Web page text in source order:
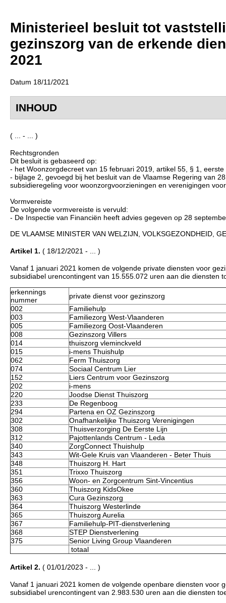
Ministerieel besluit tot
gezinszorg van de erkende
2021
Datum 18/11/2021
INHOUD
( ... - ... )
Rechtsgronden
Dit besluit is gebaseerd op:
- het Woonzorgdecreet van 15 februari 2019, artikel 55, § 1,
- bijlage 2, gevoegd bij het besluit van de Vlaamse Regering van
subsidieregeling voor woonzorgvoorzieningen en verenigingen
Vormvereiste
De volgende vormvereiste is vervuld:
- De Inspectie van Financiën heeft advies gegeven op 28
DE VLAAMSE MINISTER VAN WELZIJN, VOLKSGEZONDHEID,
Artikel 1. ( 18/12/2021 - ... )
Vanaf 1 januari 2021 komen de volgende private diensten voor
subsidiabel urencontingent van 15.555.072 uren aan die diensten
erkennings
nummer
private dienst voor gezinszorg
002
Familiehulp
003
Familiezorg West-Vlaanderen
005
Familiezorg Oost-Vlaanderen
008
Gezinszorg Villers
014
thuiszorg vleminckveld
015
i-mens Thuishulp
062
Ferm Thuiszorg
074
Sociaal Centrum Lier
152
Liers Centrum voor Gezinszorg
202
i-mens
220
Joodse Dienst Thuiszorg
233
De Regenboog
294
Partena en OZ Gezinszorg
302
Onafhankelijke Thuiszorg Verenigingen
308
Thuisverzorging De Eerste Lijn
312
Pajottenlands Centrum - Leda
340
ZorgConnect Thuishulp
343
Wit-Gele Kruis van Vlaanderen - Beter Thuis
348
Thuiszorg H. Hart
351
Trixxo Thuiszorg
356
Woon- en Zorgcentrum Sint-Vincentius
360
Thuiszorg KidsOkee
363
Cura Gezinszorg
364
Thuiszorg Westerlinde
365
Thuiszorg Aurelia
367
Familiehulp-PIT-dienstverlening
368
STEP Dienstverlening
375
Senior Living Group Vlaanderen
totaal
Artikel 2. ( 01/01/2023 - ... )
Vanaf 1 januari 2021 komen de volgende openbare diensten voor
subsidiabel urencontingent van 2.983.530 uren aan die diensten